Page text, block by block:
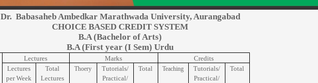
Dr. Babasaheb Ambedkar Marathwada University, Aurangabad
CHOICE BASED CREDIT SYSTEM
B.A (Bachelor of Arts)
B.A (First year (I Sem) Urdu
Lectures Marks
Credits
Lectures
per Week
Total
Lectures
Thoery
Tutorials/
Practical/
Total Teaching
Tutorials/
Practical/
Total